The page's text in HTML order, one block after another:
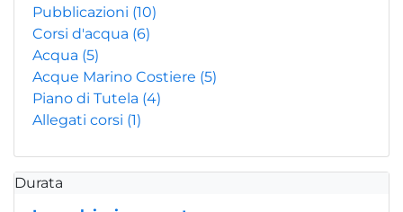
Pubblicazioni (10)
Corsi d'acqua (6)
Acqua (5)
Acque Marino Costiere (5)
Piano di Tutela (4)
Allegati corsi (1)
Durata